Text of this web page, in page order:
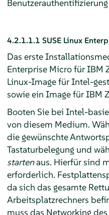
4.2.1.1.1 SUSE Linux
Das erste
Enterprise Microfür IBM
Linux-Image für Intel-
sowie ein Image für IBM
Booten Sie bei Intel-
von diesem Medium.
die gewünschte
Tastaturbelegung und
startenaus. Hierfür sind
erforderlich.
da sich das gesamte
Arbeitsplatzrechners
muss das Networking